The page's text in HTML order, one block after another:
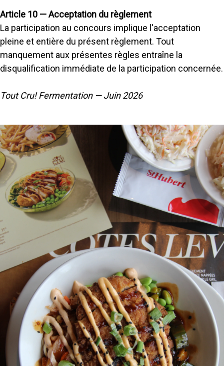
Article 10 — Acceptation du règlement
La participation au concours implique l'acceptation
pleine et entière du présent règlement. Tout
manquement aux présentes règles entraîne la
disqualification immédiate de la participation concernée.
Tout Cru! Fermentation — Juin 2026